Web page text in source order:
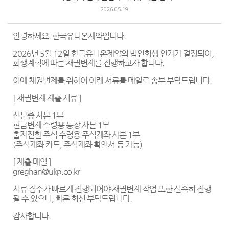
2026.05.19
안녕하세요. 한국유니온제약입니다.
2026년 5월 12일 한국유니온제약의 법인회생 인가가 결정되어,
회생계획에 따른 채권변제를 진행하고자 합니다.
이에 채권변제를 위하여 아래 서류를 메일로 송부 부탁드립니다.
[ 채권변제 제출 서류 ]
신분증 사본 1부
현금변제 수령용 통장 사본 1부
출자전환 주식 수령용 주식계좌 사본 1부
(주식계좌 카드, 주식계좌 확인서 등 가능)
[ 제출 메일 ]
greghan@ukp.co.kr
서류 접수가 빠르게 진행되어야 채권변제 작업 또한 신속히 진행
될 수 있으니, 빠른 회신 부탁드립니다.
감사합니다.